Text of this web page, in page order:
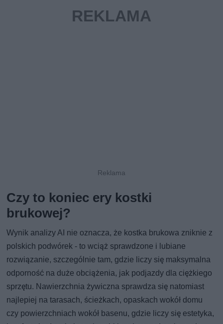
Czy to koniec ery kostki
brukowej?
Wynik analizy AI nie oznacza, że kostka brukowa zniknie z
polskich podwórek - to wciąż sprawdzone i lubiane
rozwiązanie, szczególnie tam, gdzie liczy się maksymalna
odporność na duże obciążenia, jak podjazdy dla ciężkiego
sprzętu. Nawierzchnia żywiczna sprawdza się natomiast
najlepiej na tarasach, ścieżkach, opaskach wokół domu
czy powierzchniach wokół basenu, gdzie liczy się estetyka,